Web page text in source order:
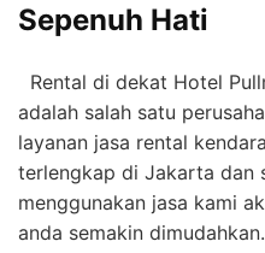
Sepenuh Hati
Rental di dekat Hotel
adalah salah satu
layanan jasa rental
terlengkap di Jakarta dan
menggunakan jasa kami
anda semakin dimudahkan.